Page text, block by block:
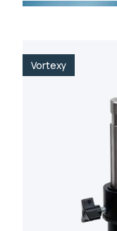
Vortexy